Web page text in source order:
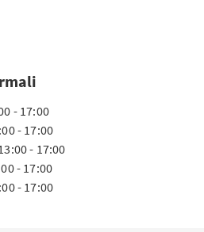
- 17:00
- 17:00
- 17:00
- 17:00
- 17:00